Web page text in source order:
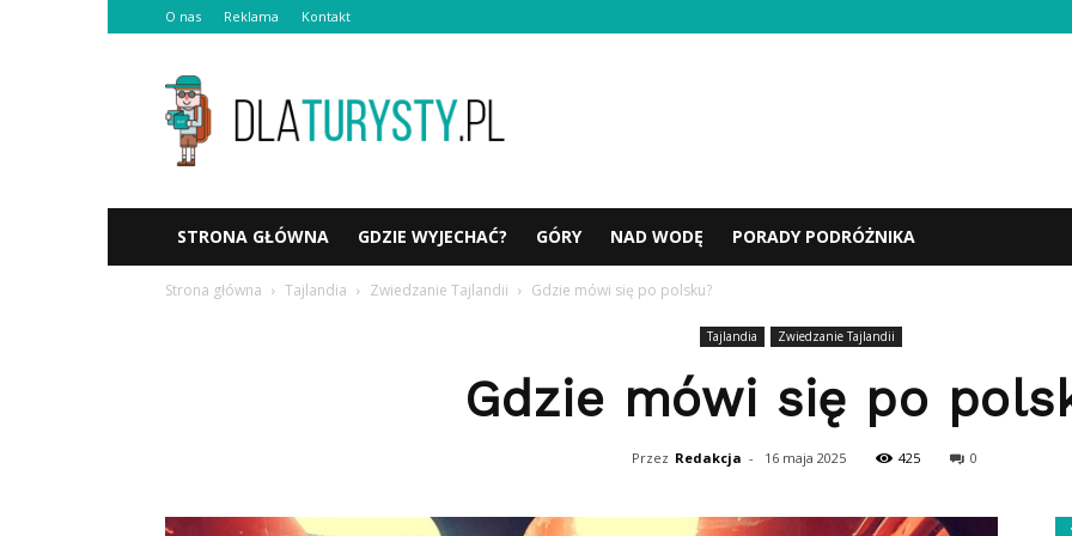
O nas Reklama Kontakt
Dlaturysty.pl
STRONA GŁÓWNA GDZIE WYJECHAĆ? GÓRY NAD WODĘ PORADY PODRÓŻNIKA
Strona główna Tajlandia Zwiedzanie Tajlandii Gdzie mówi się po polsku?
Tajlandia Zwiedzanie Tajlandii
Gdzie mówi się po
Przez Redakcja - 16 maja 2025 425 0